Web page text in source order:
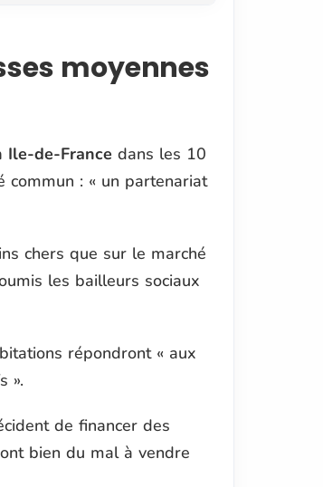
moyennes
de-France dans les 10
commun : « un partenariat
chers que sur le marché
les bailleurs sociaux
répondront « aux
».
de financer des
bien du mal à vendre